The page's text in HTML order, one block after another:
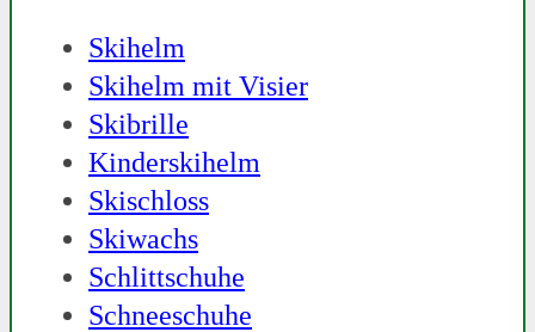
Skihelm
Skihelm mit Visier
Skibrille
Kinderskihelm
Skischloss
Skiwachs
Schlittschuhe
Schneeschuhe